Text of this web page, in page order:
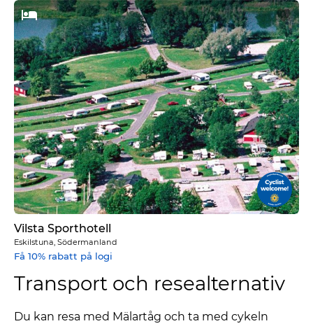
Vilsta Sporthotell
Eskilstuna, Södermanland
Få 10% rabatt på logi
Transport och resealternativ
Du kan resa med Mälartåg och ta med cykeln